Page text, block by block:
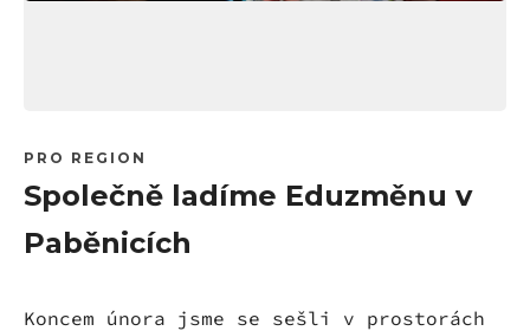
PRO REGION
Společně ladíme Eduzměnu v
Paběnicích
Koncem února jsme se sešli v prostorách